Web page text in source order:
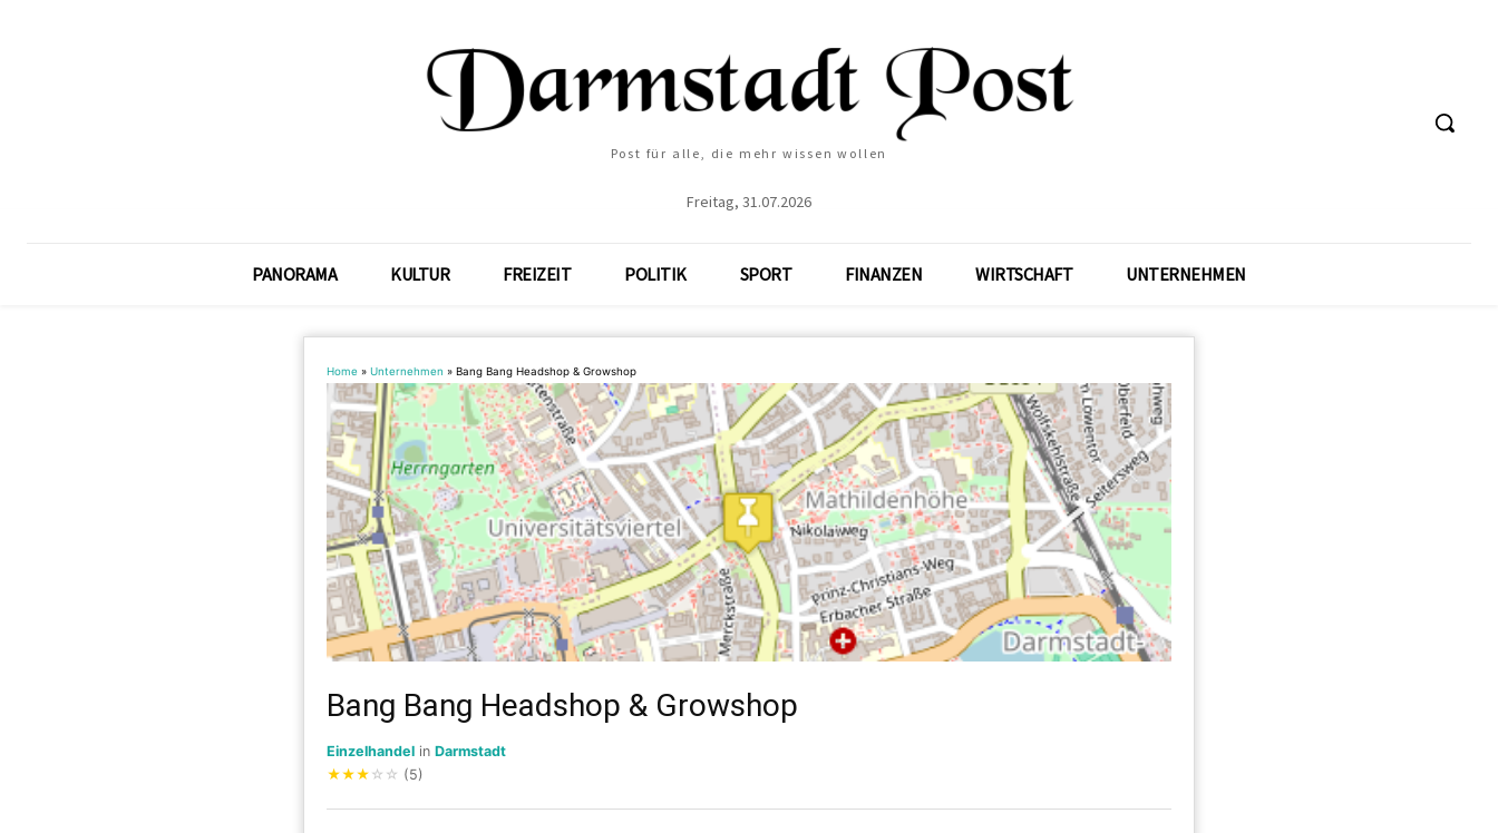
Post für alle, die mehr wissen wollen
Freitag, 31.07.2026
PANORAMA KULTUR FREIZEIT POLITIK SPORT FINANZEN WIRTSCHAFT UNTERNEHMEN
Home » Unternehmen » Bang Bang Headshop & Growshop
Bang Bang Headshop & Growshop
Einzelhandel in Darmstadt
★★★ ☆ ☆ (5)